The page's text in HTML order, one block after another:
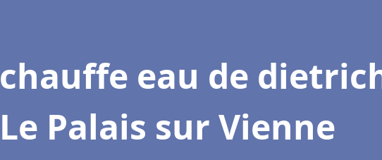
chauffe eau de
Le Palais sur Vienne